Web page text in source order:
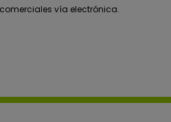
vía electrónica.